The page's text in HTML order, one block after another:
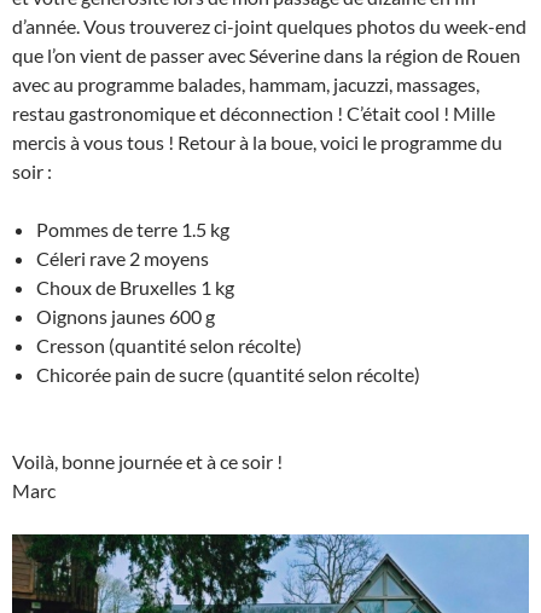
d’année. Vous trouverez ci-joint quelques photos du week-end
que l’on vient de passer avec Séverine dans la région de Rouen
avec au programme balades, hammam, jacuzzi, massages,
restau gastronomique et déconnection ! C’était cool ! Mille
mercis à vous tous ! Retour à la boue, voici le programme du
soir :
Pommes de terre 1.5 kg
Céleri rave 2 moyens
Choux de Bruxelles 1 kg
Oignons jaunes 600 g
Cresson (quantité selon récolte)
Chicorée pain de sucre (quantité selon récolte)
Voilà, bonne journée et à ce soir !
Marc